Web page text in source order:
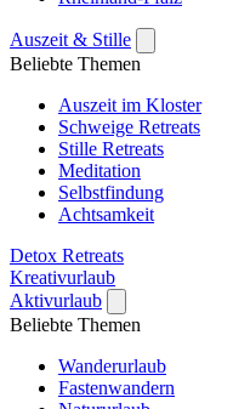
Auszeit & Stille
Beliebte Themen
Auszeit im Kloster
Schweige Retreats
Stille Retreats
Meditation
Selbstfindung
Achtsamkeit
Detox Retreats
Kreativurlaub
Aktivurlaub
Beliebte Themen
Wanderurlaub
Fastenwandern